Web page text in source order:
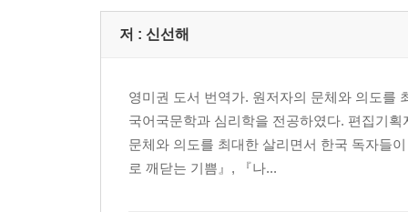
저 : 신선해
영미권 도서 번역가. 원저자의 문체와 의도를
국어국문학과 심리학을 전공하였다. 편집기
문체와 의도를 최대한 살리면서 한국 독자들
로 깨닫는 기쁨』, 『나...